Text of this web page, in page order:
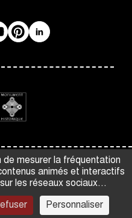
mesurer la fréquentation
animés et interactifs
les réseaux sociaux...
Personnaliser
PinterestLinkedIn
CGV